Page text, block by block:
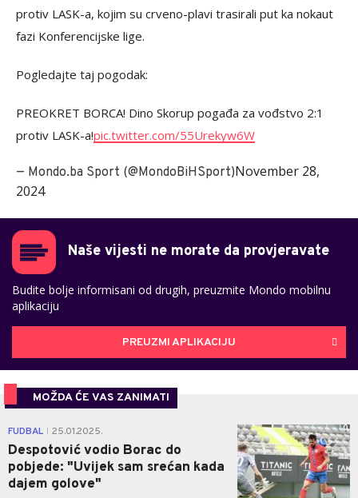
protiv LASK-a, kojim su crveno-plavi trasirali put ka nokaut
fazi Konferencijske lige.
Pogledajte taj pogodak:
PREOKRET BORCA! Dino Skorup pogađa za vođstvo 2:1
protiv LASK-a!pic.twitter.com/55Urekyw6W
— Mondo.ba Sport (@MondoBiHSport)November 28,
2024
Naše vijesti ne morate da provjeravate
Budite bolje informisani od drugih, preuzmite Mondo mobilnu
aplikaciju
PREUZMI APLIKACIJU
MOŽDA ĆE VAS ZANIMATI
FUDBAL 25.01.2025.
Despotović vodio Borac do
pobjede: "Uvijek sam srećan kada
dajem golove"
0